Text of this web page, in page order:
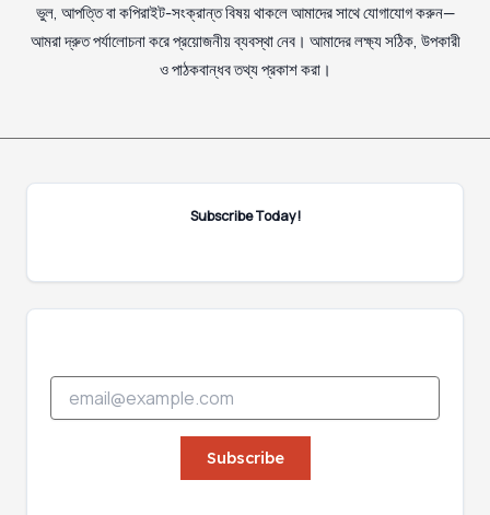
ভুল, আপত্তি বা কপিরাইট-সংক্রান্ত বিষয় থাকলে আমাদের সাথে যোগাযোগ করুন—
আমরা দ্রুত পর্যালোচনা করে প্রয়োজনীয় ব্যবস্থা নেব। আমাদের লক্ষ্য সঠিক, উপকারী
ও পাঠকবান্ধব তথ্য প্রকাশ করা।
Subscribe Today!
a
i
l
*
E
Subscribe